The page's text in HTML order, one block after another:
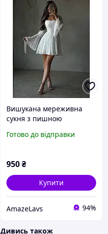
Вишукана мереживна
сукня з пишною
рукавами колір молочний
Готово до відправки
950₴
Купити
AmazeLavs 94%
Дивись також